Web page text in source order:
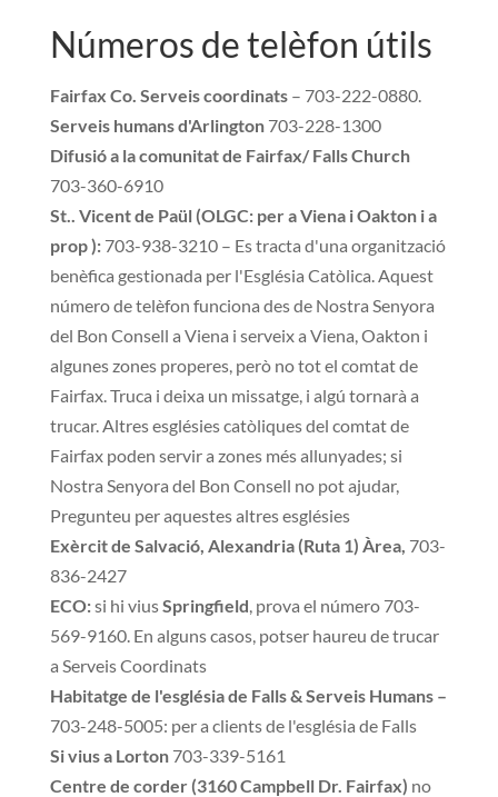
Números de telèfon útils
Fairfax Co. Serveis coordinats– 703-222-0880.
Serveis humans d'Arlington 703-228-1300
Difusió a la comunitat de Fairfax/ Falls Church
703-360-6910
St.. Vicent de Paül (OLGC: per a Viena i Oakton i a
prop ): 703-938-3210 – Es tracta d'una organització
benèfica gestionada per l'Església Catòlica. Aquest
número de telèfon funciona des de Nostra Senyora
del Bon Consell a Viena i serveix a Viena, Oakton i
algunes zones properes, però no tot el comtat de
Fairfax. Truca i deixa un missatge, i algú tornarà a
trucar. Altres esglésies catòliques del comtat de
Fairfax poden servir a zones més allunyades; si
Nostra Senyora del Bon Consell no pot ajudar,
Pregunteu per aquestes altres esglésies
Exèrcit de Salvació, Alexandria (Ruta 1) Àrea, 703-
836-2427
ECO:si hi viusSpringfield, prova el número 703-
569-9160. En alguns casos, potser haureu de trucar
a Serveis Coordinats
Habitatge de l'església de Falls & Serveis Humans –
703-248-5005: per a clients de l'església de Falls
Si vius a Lorton 703-339-5161
Centre de corder (3160 Campbell Dr. Fairfax) no